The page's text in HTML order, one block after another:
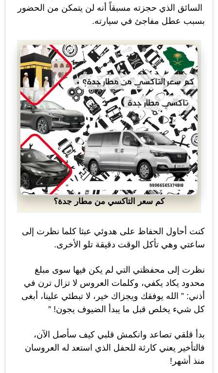
السائق الذي حجزته مسبقاً أنه لن يتمكن من الحضور
بسبب عطل مفاجئ في سيارته.
كم سعر التاكسي من مطار جدة؟
كنت أحاول الحفاظ على هدوئي عبثا كلما نظرت إلى
ساعتي وهي تأكل الوقت دقيقة تلو الأخرى.
نظرت إلى محفظتي التي لم يكن فيها سوى مبلغ
محدود يكاد يكفي، وكلمات العروس لا تزال ترن في
أذني: ” الله يوفقك ويجزاك خير، لا تبطئي علينا، أبغى
كل شيء يخلص قبل ما يبدأ الضيوف يجون! ”
بدأ قلقي تصاعد وانكمش قلبي كيف سأصل الآن،
فالتأخير يعني كارثة للحفل الذي استعد له العروسان
منذ أشهر!